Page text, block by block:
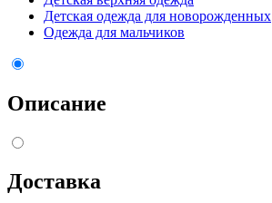
Детская одежда для новорожденных
Одежда для мальчиков
Описание
Доставка